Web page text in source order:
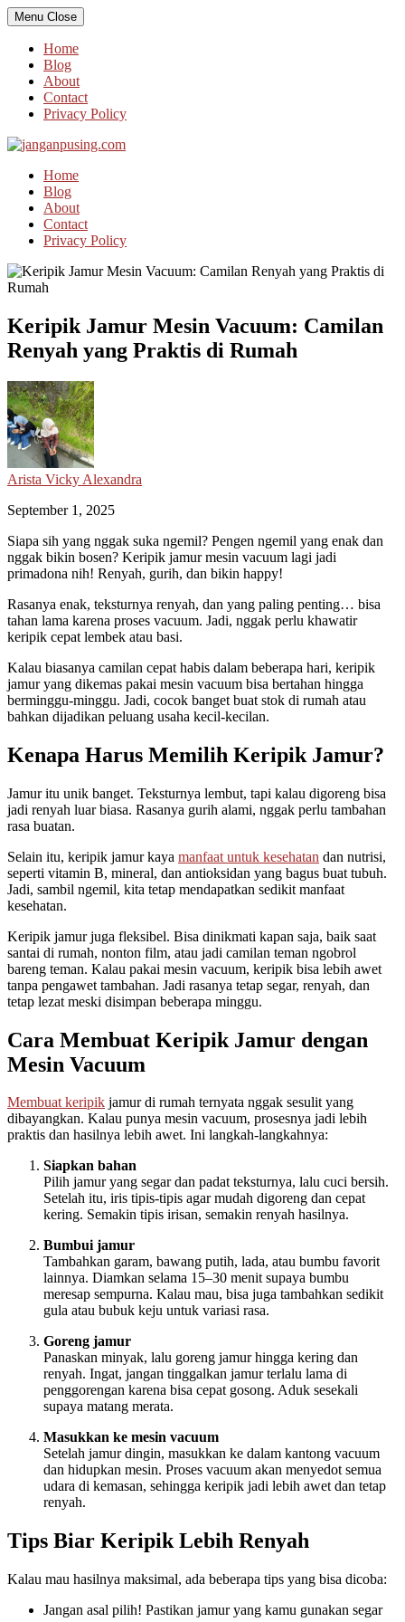
Skip
to
content
Menu Close
Home
Blog
About
Contact
Privacy Policy
Home
Blog
About
Contact
Privacy Policy
Keripik Jamur Mesin Vacuum: Camilan
Renyah yang Praktis di Rumah
Arista Vicky Alexandra
September 1, 2025
Siapa sih yang nggak suka ngemil? Pengen ngemil yang enak dan
nggak bikin bosen? Keripik jamur mesin vacuum lagi jadi
primadona nih! Renyah, gurih, dan bikin happy!
Rasanya enak, teksturnya renyah, dan yang paling penting… bisa
tahan lama karena proses vacuum. Jadi, nggak perlu khawatir
keripik cepat lembek atau basi.
Kalau biasanya camilan cepat habis dalam beberapa hari, keripik
jamur yang dikemas pakai mesin vacuum bisa bertahan hingga
berminggu-minggu. Jadi, cocok banget buat stok di rumah atau
bahkan dijadikan peluang usaha kecil-kecilan.
Kenapa Harus Memilih Keripik Jamur?
Jamur itu unik banget. Teksturnya lembut, tapi kalau digoreng bisa
jadi renyah luar biasa. Rasanya gurih alami, nggak perlu tambahan
rasa buatan.
Selain itu, keripik jamur kaya manfaat untuk kesehatan dan nutrisi,
seperti vitamin B, mineral, dan antioksidan yang bagus buat tubuh.
Jadi, sambil ngemil, kita tetap mendapatkan sedikit manfaat
kesehatan.
Keripik jamur juga fleksibel. Bisa dinikmati kapan saja, baik saat
santai di rumah, nonton film, atau jadi camilan teman ngobrol
bareng teman. Kalau pakai mesin vacuum, keripik bisa lebih awet
tanpa pengawet tambahan. Jadi rasanya tetap segar, renyah, dan
tetap lezat meski disimpan beberapa minggu.
Cara Membuat Keripik Jamur dengan
Mesin Vacuum
Membuat keripik jamur di rumah ternyata nggak sesulit yang
dibayangkan. Kalau punya mesin vacuum, prosesnya jadi lebih
praktis dan hasilnya lebih awet. Ini langkah-langkahnya:
Siapkan bahan
Pilih jamur yang segar dan padat teksturnya, lalu cuci bersih.
Setelah itu, iris tipis-tipis agar mudah digoreng dan cepat
kering. Semakin tipis irisan, semakin renyah hasilnya.
Bumbui jamur
Tambahkan garam, bawang putih, lada, atau bumbu favorit
lainnya. Diamkan selama 15–30 menit supaya bumbu
meresap sempurna. Kalau mau, bisa juga tambahkan sedikit
gula atau bubuk keju untuk variasi rasa.
Goreng jamur
Panaskan minyak, lalu goreng jamur hingga kering dan
renyah. Ingat, jangan tinggalkan jamur terlalu lama di
penggorengan karena bisa cepat gosong. Aduk sesekali
supaya matang merata.
Masukkan ke mesin vacuum
Setelah jamur dingin, masukkan ke dalam kantong vacuum
dan hidupkan mesin. Proses vacuum akan menyedot semua
udara di kemasan, sehingga keripik jadi lebih awet dan tetap
renyah.
Tips Biar Keripik Lebih Renyah
Kalau mau hasilnya maksimal, ada beberapa tips yang bisa dicoba:
Jangan asal pilih! Pastikan jamur yang kamu gunakan segar